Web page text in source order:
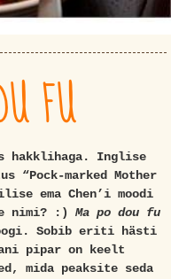
FU
hakklihaga. Inglise
“Pock-marked Mother
ema Chen’i moodi
nimi? :) Ma po dou fu
Sobib eriti hästi
pipar on keelt
mida peaksite seda